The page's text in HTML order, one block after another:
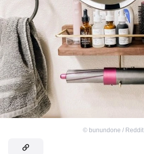
© bunundone / Reddit